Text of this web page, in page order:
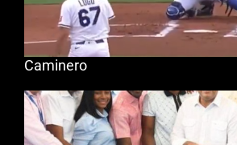
Caminero